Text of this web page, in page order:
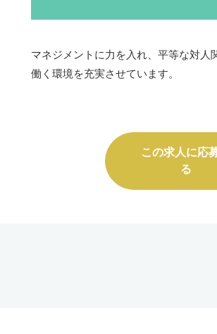
マネジメントに力を入れ、平等な対
働く環境を充実させています。
この求人に応
る